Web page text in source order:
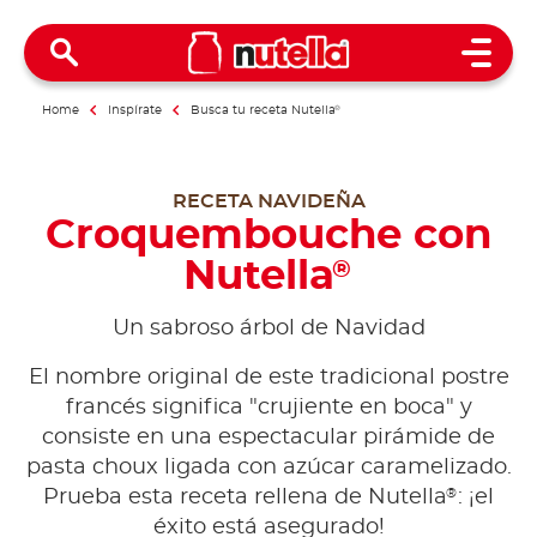
Open
Home Inspírate Busca tu receta Nutella®
RECETA NAVIDEÑA
Croquembouche con
Nutella®
Un sabroso árbol de Navidad
El nombre original de este tradicional postre
francés significa "crujiente en boca" y
consiste en una espectacular pirámide de
pasta choux ligada con azúcar caramelizado.
Prueba esta receta rellena de Nutella®: ¡el
éxito está asegurado!